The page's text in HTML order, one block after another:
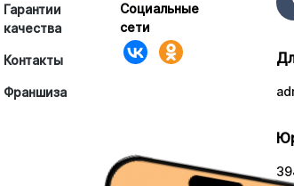
Гарантии
качества
Контакты
Франшиза
Социальные
сети